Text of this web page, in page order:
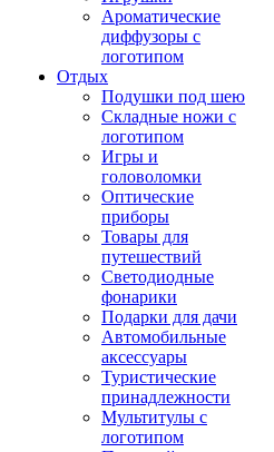
Ароматические
диффузоры с
логотипом
Отдых
Подушки под шею
Складные ножи с
логотипом
Игры и
головоломки
Оптические
приборы
Товары для
путешествий
Светодиодные
фонарики
Подарки для дачи
Автомобильные
аксессуары
Туристические
принадлежности
Мультитулы с
логотипом